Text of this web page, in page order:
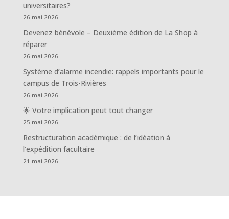
universitaires?
26 mai 2026
Devenez bénévole – Deuxième édition de La Shop à
réparer
26 mai 2026
Système d’alarme incendie: rappels importants pour le
campus de Trois-Rivières
26 mai 2026
🌟 Votre implication peut tout changer
25 mai 2026
Restructuration académique : de l’idéation à
l’expédition facultaire
21 mai 2026